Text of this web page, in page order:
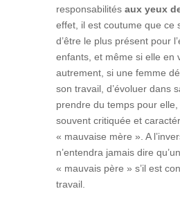
responsabilités aux yeux
effet, il est coutume que ce
d’être le plus présent pour
enfants, et même si elle en
autrement, si une femme
son travail, d’évoluer dans
prendre du temps pour
souvent critiquée et
« mauvaise mère ». A
n’entendra jamais dire
« mauvais père » s’il est
travail.